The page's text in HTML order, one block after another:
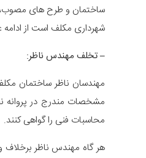
ساختمان و طرح های مصوب،
شهرداری مکلف است از ادامه
–تخلف مهندس ناظر:
مهندسان ناظر ساختمان
مشخصات مندرج در پروانه
محاسبات فنی را گواهی کنند.